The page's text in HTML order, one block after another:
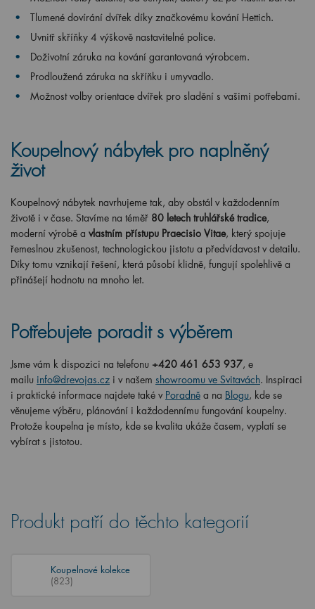
Tlumené dovírání dvířek díky značkovému kování Hettich.
Uvnitř skříňky 4 výškově nastavitelné police.
Doživotní záruka na kování garantovaná výrobcem.
Prodloužená záruka na skříňku i umyvadlo.
Možnost volby orientace dvířek pro sladění s vašimi potřebami.
Koupelnový nábytek pro naplněný
život
Koupelnový nábytek navrhujeme tak, aby obstál v každodenním
životě i v čase. Stavíme na téměř 80 letech truhlářské tradice,
moderní výrobě a vlastním přístupu Praecisio Vitae, který spojuje
řemeslnou zkušenost, technologickou jistotu a předvídavost v detailu.
Díky tomu vznikají řešení, která působí klidně, fungují spolehlivě a
přinášejí hodnotu na mnoho let.
Potřebujete poradit s výběrem
Jsme vám k dispozici na telefonu +420 461 653 937, e
mailu info@drevojas.cz i v našem showroomu ve Svitavách. Inspiraci
i praktické informace najdete také v Poradně a na Blogu, kde se
věnujeme výběru, plánování i každodennímu fungování koupelny.
Protože koupelna je místo, kde se kvalita ukáže časem, vyplatí se
vybírat s jistotou.
Produkt patří do těchto kategorií
Koupelnové kolekce
(823)